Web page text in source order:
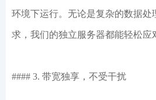
环境下运行。无论是复杂的数据处
求，我们的独立服务器都能轻松应
#### 3. 带宽独享，不受干扰